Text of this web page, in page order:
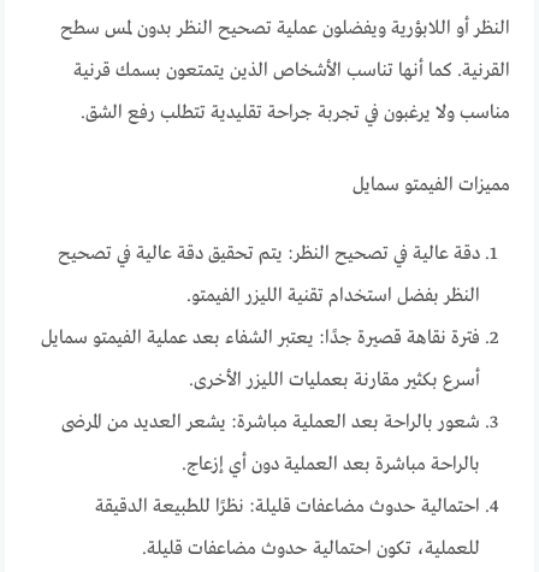
النظر أو اللابؤرية ويفضلون عملية تصحيح النظر بدون لمس سطح
القرنية. كما أنها تناسب الأشخاص الذين يتمتعون بسمك قرنية
مناسب ولا يرغبون في تجربة جراحة تقليدية تتطلب رفع الشق.
مميزات الفيمتو سمايل
دقة عالية في تصحيح النظر: يتم تحقيق دقة عالية في تصحيح
النظر بفضل استخدام تقنية الليزر الفيمتو.
فترة نقاهة قصيرة جدًا: يعتبر الشفاء بعد عملية الفيمتو سمايل
أسرع بكثير مقارنة بعمليات الليزر الأخرى.
شعور بالراحة بعد العملية مباشرة: يشعر العديد من المرضى
بالراحة مباشرة بعد العملية دون أي إزعاج.
احتمالية حدوث مضاعفات قليلة: نظرًا للطبيعة الدقيقة
للعملية، تكون احتمالية حدوث مضاعفات قليلة.